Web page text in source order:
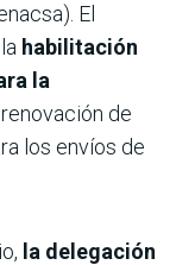
El
habilitación
la
de
los envíos de
la delegación